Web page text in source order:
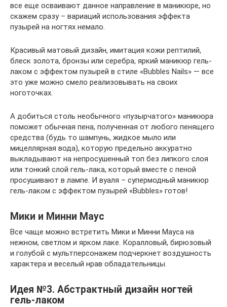
все еще осваивают данное направление в маникюре, но
скажем сразу – вариаций использования эффекта
пузырей на ногтях немало.
Красивый матовый дизайн, имитация кожи рептилий,
блеск золота, бронзы или серебра, яркий маникюр гель-
лаком с эффектом пузырей в стиле «Bubbles Nails» — все
это уже можно смело реализовывать на своих
ноготочках.
А добиться столь необычного «пузырчатого» маникюра
поможет обычная пена, полученная от любого пенящего
средства (будь то шампунь, жидкое мыло или
мицеллярная вода), которую предельно аккуратно
выкладывают на непросушенный топ без липкого слоя
или тонкий слой гель-лака, который вместе с пеной
просушивают в лампе. И вуаля – супермодный маникюр
гель-лаком с эффектом пузырей «Bubbles» готов!
Мики и Минни Маус
Все чаще можно встретить Мики и Минни Мауса на
нежном, светлом и ярком лаке. Коралловый, бирюзовый
и голубой с мультперсонажем подчеркнет воздушность
характера и веселый нрав обладательницы.
Идея №3. Абстрактный дизайн ногтей
гель-лаком